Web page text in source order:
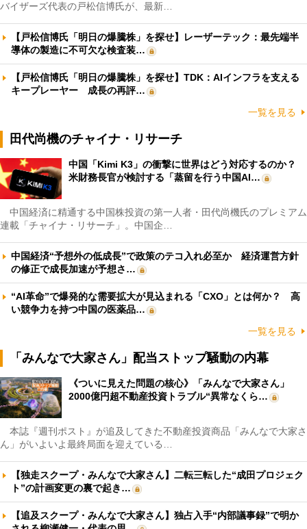
バイザーズ代表の戸松信博氏が、最新…
【戸松信博氏「明日の爆騰株」を探せ】レーザーテック：最先端半
導体の製造に不可欠な検査装…
【戸松信博氏「明日の爆騰株」を探せ】TDK：AIインフラを支える
キープレーヤー 成長の再評…
一覧を見る
田代尚機のチャイナ・リサーチ
中国「Kimi K3」の衝撃に世界はどう対応するのか？
米財務長官が検討する「蒸留を行う中国AI…
中国経済に精通する中国株投資の第一人者・田代尚機氏のプレミアム
連載「チャイナ・リサーチ」。中国企…
中国経済“予想外の低成長”で政策のテコ入れ必至か 経済運営方針
の修正で成長加速が予想さ…
“AI革命”で爆発的な需要拡大が見込まれる「CXO」とは何か？ 高
い競争力を持つ中国の医薬品…
一覧を見る
「みんなで大家さん」配当ストップ騒動の内幕
《ついに見えた問題の核心》「みんなで大家さん」
2000億円超不動産投資トラブル“異常なくら…
本誌『週刊ポスト』が追及してきた不動産投資商品「みんなで大家さ
ん」がいよいよ最終局面を迎えている…
【独走スクープ・みんなで大家さん】二転三転した“成田プロジェク
ト”の計画変更の裏で起き…
【追及スクープ・みんなで大家さん】独占入手“内部議事録”で明か